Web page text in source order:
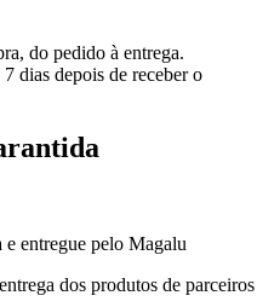
do pedido à entrega.
7 dias depois de receber o
entregue pelo Magalu
dos produtos de parceiros